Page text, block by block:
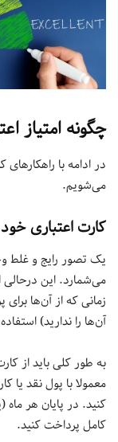
چگونه امتیاز
در ادامه با راهکارهای
می‌شویم.
کارت اعتباری
یک تصور رایج و غلط
می‌شمارد. این درحالی
زمانی که از آن‌ها
آن‌ها را ندارید)
به طور کلی باید از
معمولا با پول نقد یا
کنید. در پایان هر ماه
کامل پرداخت کنید.